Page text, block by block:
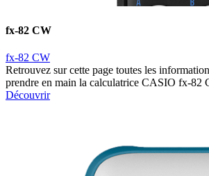
fx-82 CW
fx-82 CW
Retrouvez sur cette page toutes les
prendre en main la calculatrice CASIO fx-82
Découvrir